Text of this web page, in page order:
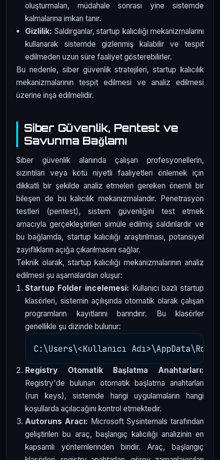
oluşturmaları, müdahale sonrası yine sistemde
kalmalarına imkan tanır.
Gizlilik: Saldırganlar, startup kalıcılığı mekanizmalarını
kullanarak sistemde gizlenmiş kalabilir ve tespit
edilmeden uzun süre faaliyet gösterebilirler.
Bu nedenle, siber güvenlik stratejileri, startup kalıcılık
mekanizmalarının tespit edilmesi ve analiz edilmesi
üzerine inşa edilmelidir.
Siber Güvenlik, Pentest ve
Savunma Bağlamı
Siber güvenlik alanında çalışan profesyonellerin,
sızıntıları veya kötü niyetli faaliyetleri önlemek için
dikkatli bir şekilde analiz etmeleri gereken önemli bir
bileşen de bu kalıcılık mekanizmalarıdır. Penetrasyon
testleri (pentest), sistem güvenliğini test etmek
amacıyla gerçekleştirilen simüle edilmiş saldırılardır ve
bu bağlamda, startup kalıcılığı araştırılması, potansiyel
zayıflıkların açığa çıkarılmasını sağlar.
Teknik olarak, startup kalıcılığı mekanizmalarının analiz
edilmesi şu aşamalardan oluşur:
Startup Folder incelemesi: Kullanıcı bazlı startup
klasörleri, sistemin açılışında otomatik olarak çalışan
programların kayıtlarını barındırır. Bu klasörler
genellikle şu dizinde bulunur:
Registry Otomatik Başlatma Anahtarları:
Registry'de bulunan otomatik başlatma anahtarları
(run keys), sistemde hangi uygulamaların hangi
koşullarda açılacağını kontrol etmektedir.
Autoruns Aracı: Microsoft Sysinternals tarafından
geliştirilen bu araç, başlangıç kalıcılığı analizinin en
kapsamlı yöntemlerinden biridir. Araç, başlangıç